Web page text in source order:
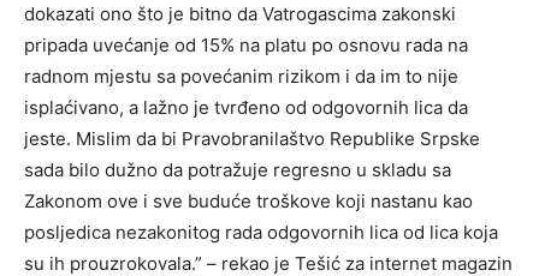
dokazati ono što je bitno da Vatrogascima zakonski
pripada uvećanje od 15% na platu po osnovu rada na
radnom mjestu sa povećanim rizikom i da im to nije
isplaćivano, a lažno je tvrđeno od odgovornih lica da
jeste. Mislim da bi Pravobranilaštvo Republike Srpske
sada bilo dužno da potražuje regresno u skladu sa
Zakonom ove i sve buduće troškove koji nastanu kao
posljedica nezakonitog rada odgovornih lica od lica koja
su ih prouzrokovala.” – rekao je Tešić za internet magazin